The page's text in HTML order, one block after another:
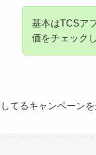
基本はTCSア
価をチェック
てるキャンペーン